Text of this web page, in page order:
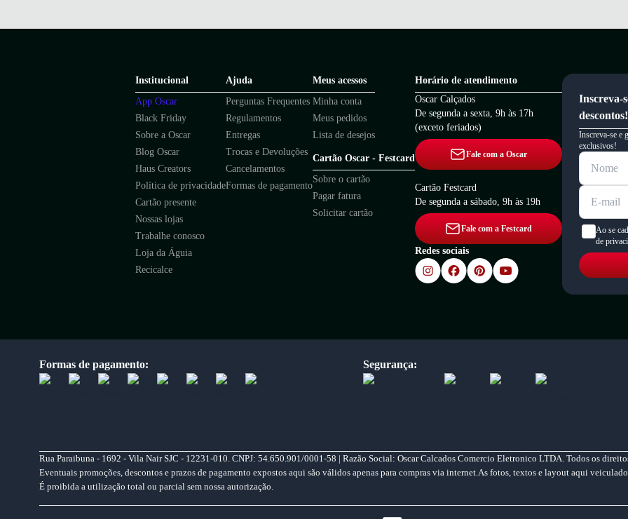
Institucional
App Oscar
Black Friday
Sobre a Oscar
Blog Oscar
Haus Creators
Política de privacidade
Cartão presente
Nossas lojas
Trabalhe conosco
Loja da Águia
Recicalce
Ajuda
Perguntas Frequentes
Regulamentos
Entregas
Trocas e Devoluções
Cancelamentos
Formas de pagamento
Meus acessos
Minha conta
Meus pedidos
Lista de desejos
Cartão Oscar - Festcard
Sobre o cartão
Pagar fatura
Solicitar cartão
Horário de atendimento
Oscar Calçados
De segunda a sexta, 9h às 17h
(exceto feriados)
Fale com a Oscar
Cartão Festcard
De segunda a sábado, 9h às 19h
Fale com a Festcard
Redes sociais
Inscreva-
descontos!
Inscreva-se e
exclusivos!
Ao se
de
Formas de pagamento: Segurança:
Rua Paraibuna - 1692 - Vila Nair SJC - 12231-010. CNPJ: 54.650.901/0001-58 | Razão Social: Oscar Calcados Comercio Eletronico LTDA. Todos os
Eventuais promoções, descontos e prazos de pagamento expostos aqui são válidos apenas para compras via internet.As fotos, textos e layout aqui
É proibida a utilização total ou parcial sem nossa autorização.